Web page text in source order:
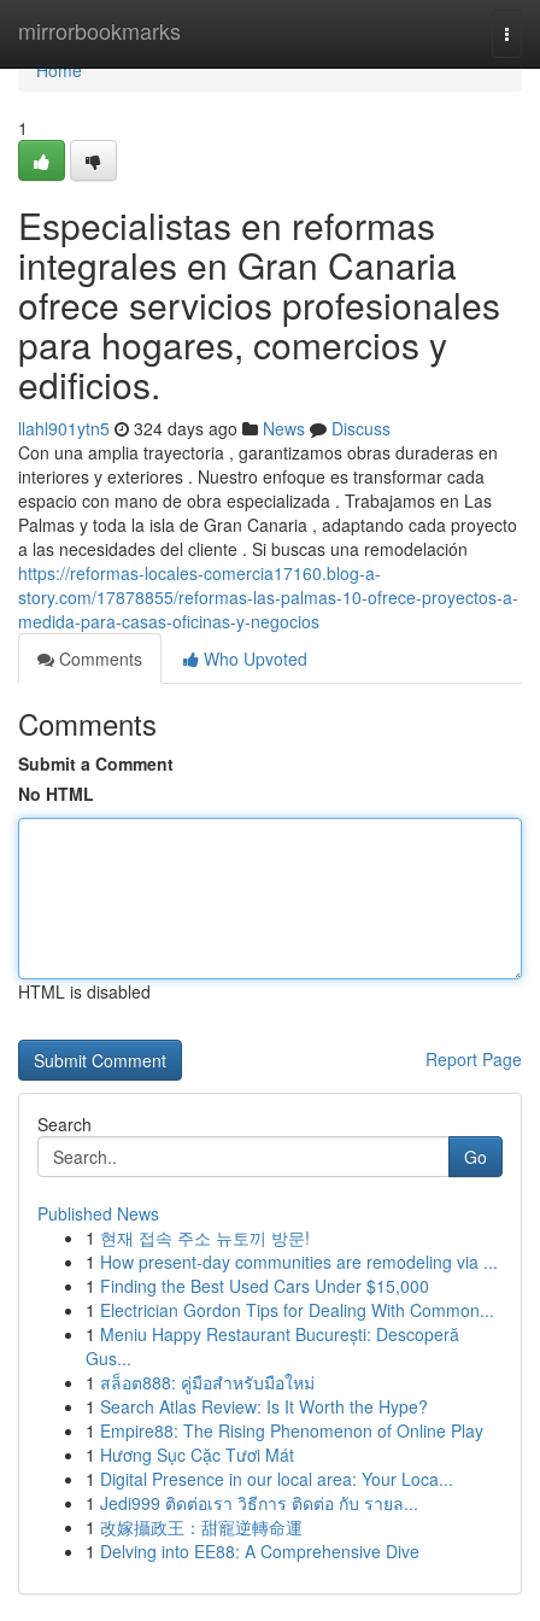
mirrorbookmarks
Home
Home
1
Especialistas en reformas
integrales en Gran Canaria
ofrece servicios profesionales
para hogares, comercios y
edificios.
llahl901ytn5 324 days ago News
Discuss
Con una amplia trayectoria , garantizamos obras duraderas en
interiores y exteriores . Nuestro enfoque es transformar cada
espacio con mano de obra especializada . Trabajamos en Las
Palmas y toda la isla de Gran Canaria , adaptando cada proyecto
a las necesidades del cliente . Si buscas una remodelación
https://reformas-locales-comercia17160.blog-a-
story.com/17878855/reformas-las-palmas-10-ofrece-proyectos-a-
medida-para-casas-oficinas-y-negocios
Comments
Who Upvoted
Comments
Submit a Comment
No HTML
HTML is disabled
Report Page
Search
Go
Published News
1 현재 접속 주소 뉴토끼 방문!
1 How present-day communities are remodeling via ...
1 Finding the Best Used Cars Under $15,000
1 Electrician Gordon Tips for Dealing With Common...
1 Meniu Happy Restaurant București: Descoperă
Gus...
1 สล็อต888: คู่มือสำหรับมือใหม่
1 Search Atlas Review: Is It Worth the Hype?
1 Empire88: The Rising Phenomenon of Online Play
1 Hương Sục Cặc Tươi Mát
1 Digital Presence in our local area: Your Loca...
1 Jedi999 ติดต่อเรา วิธีการ ติดต่อ กับ รายล...
1 改嫁攝政王：甜寵逆轉命運
1 Delving into EE88: A Comprehensive Dive